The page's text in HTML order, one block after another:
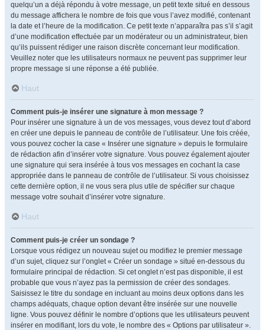
quelqu’un a déjà répondu à votre message, un petit texte situé en dessous
du message affichera le nombre de fois que vous l’avez modifié, contenant
la date et l’heure de la modification. Ce petit texte n’apparaîtra pas s’il s’agit
d’une modification effectuée par un modérateur ou un administrateur, bien
qu’ils puissent rédiger une raison discrète concernant leur modification.
Veuillez noter que les utilisateurs normaux ne peuvent pas supprimer leur
propre message si une réponse a été publiée.
Haut
Comment puis-je insérer une signature à mon message ?
Pour insérer une signature à un de vos messages, vous devez tout d’abord
en créer une depuis le panneau de contrôle de l’utilisateur. Une fois créée,
vous pouvez cocher la case « Insérer une signature » depuis le formulaire
de rédaction afin d’insérer votre signature. Vous pouvez également ajouter
une signature qui sera insérée à tous vos messages en cochant la case
appropriée dans le panneau de contrôle de l’utilisateur. Si vous choisissez
cette dernière option, il ne vous sera plus utile de spécifier sur chaque
message votre souhait d’insérer votre signature.
Haut
Comment puis-je créer un sondage ?
Lorsque vous rédigez un nouveau sujet ou modifiez le premier message
d’un sujet, cliquez sur l’onglet « Créer un sondage » situé en-dessous du
formulaire principal de rédaction. Si cet onglet n’est pas disponible, il est
probable que vous n’ayez pas la permission de créer des sondages.
Saisissez le titre du sondage en incluant au moins deux options dans les
champs adéquats, chaque option devant être insérée sur une nouvelle
ligne. Vous pouvez définir le nombre d’options que les utilisateurs peuvent
insérer en modifiant, lors du vote, le nombre des « Options par utilisateur ».